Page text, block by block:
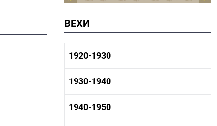
ВЕХИ
1920-1930
1920-1930 история
1920-1930 культура
1930-1940
1930-1940 история
1930-1940 культура
1940-1950